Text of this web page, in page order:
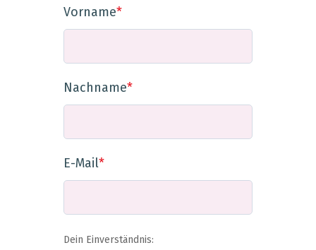
Vorname*
Nachname*
E-Mail*
Dein Einverständnis: